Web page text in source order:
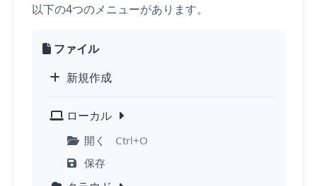
以下の4つのメニューがあります。
ファイル
新規作成
ローカル
開く
Ctrl+O
保存